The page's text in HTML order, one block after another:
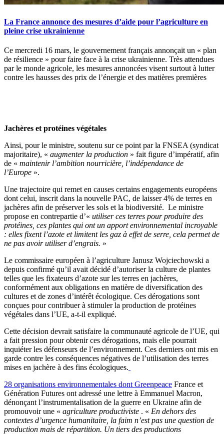
La France annonce des mesures d’aide pour l’agriculture en
pleine crise ukrainienne
Ce mercredi 16 mars, le gouvernement français annonçait un « plan
de résilience » pour faire face à la crise ukrainienne. Très attendues
par le monde agricole, les mesures annoncées visent surtout à lutter
contre les hausses des prix de l’énergie et des matières premières
Jachères et protéines végétales
Ainsi, pour le ministre, soutenu sur ce point par la FNSEA (syndicat
majoritaire), « augmenter la production » fait figure d’impératif, afin
de « maintenir l’ambition nourricière, l’indépendance de
l’Europe ».
Une trajectoire qui remet en causes certains engagements européens
dont celui, inscrit dans la nouvelle PAC, de laisser 4% de terres en
jachères afin de préserver les sols et la biodiversité. Le ministre
propose en contrepartie d’« utiliser ces terres pour produire des
protéines, ces plantes qui ont un apport environnemental incroyable
: elles fixent l’azote et limitent les gaz à effet de serre, cela permet de
ne pas avoir utiliser d’engrais. »
Le commissaire européen à l’agriculture Janusz Wojciechowski a
depuis confirmé qu’il avait décidé d’autoriser la culture de plantes
telles que les fixateurs d’azote sur les terres en jachères,
conformément aux obligations en matière de diversification des
cultures et de zones d’intérêt écologique. Ces dérogations sont
conçues pour contribuer à stimuler la production de protéines
végétales dans l’UE, a-t-il expliqué.
Cette décision devrait satisfaire la communauté agricole de l’UE, qui
a fait pression pour obtenir ces dérogations, mais elle pourrait
inquiéter les défenseurs de l’environnement. Ces derniers ont mis en
garde contre les conséquences négatives de l’utilisation des terres
mises en jachère à des fins écologiques.
28 organisations environnementales dont Greenpeace France et
Génération Futures ont adressé une lettre à Emmanuel Macron,
dénonçant l’instrumentalisation de la guerre en Ukraine afin de
promouvoir une « agriculture productiviste . « En dehors des
contextes d’urgence humanitaire, la faim n’est pas une question de
production mais de répartition. Un tiers des productions